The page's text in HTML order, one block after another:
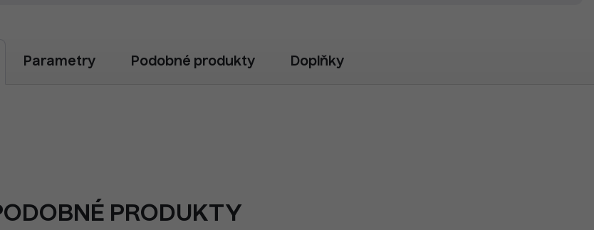
Parametry Podobné produkty Doplňky
PRODUKTY